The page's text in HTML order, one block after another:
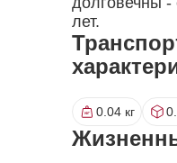
лет.
0.04 кг